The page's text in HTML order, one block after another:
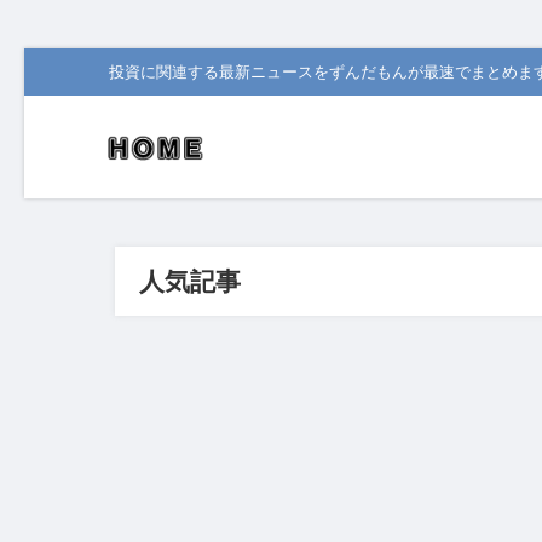
投資に関連する最新ニュースをずんだもんが最速でまとめま
人気記事